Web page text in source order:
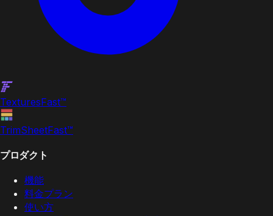
TexturesFast™
TrimSheetFast™
プロダクト
機能
料金プラン
使い方